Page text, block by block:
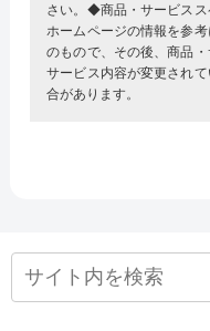
さい。◆商品・サービス
ホームページの情報を参
のもので、その後、商品
サービス内容が変更され
合があります。